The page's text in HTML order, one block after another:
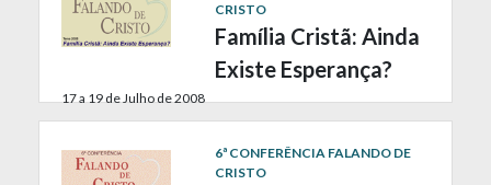
CRISTO
Família Cristã: Ainda
Existe Esperança?
17 a 19 de Julho de 2008
6ª CONFERÊNCIA FALANDO DE
CRISTO